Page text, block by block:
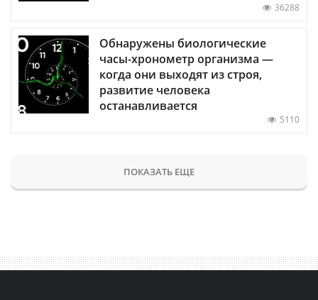
36288
Обнаружены биологические
часы-хронометр организма —
когда они выходят из строя,
развитие человека
останавливается
5110
ПОКАЗАТЬ ЕЩЕ